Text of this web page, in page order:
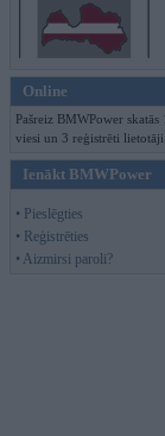
Online
Pašreiz BMWPower skatās
viesi un 3 reģistrēti lietotāji.
Ienākt BMWPower
• Pieslēgties
• Reģistrēties
• Aizmirsi paroli?